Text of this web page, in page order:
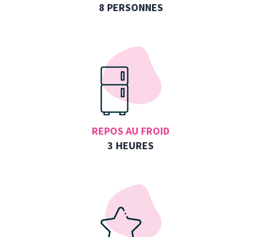
8 PERSONNES
REPOS AU FROID
3 HEURES